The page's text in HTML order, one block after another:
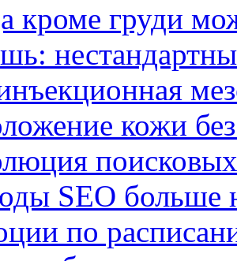
кроме груди
кожи
SEO больше
по